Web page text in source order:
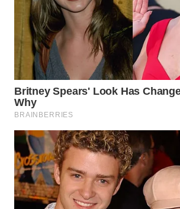
WAHANA
OTOMOTIF
WAHANA
HEALTH
WAHANA
DESA
WISATA
LAPAK
WAHANA
Wahana
Network